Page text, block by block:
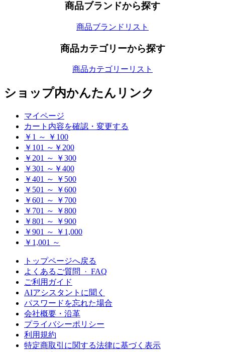
商品ブランドから探す
商品ブランドリスト
商品カテゴリーから探す
商品カテゴリーリスト
ショップ内かんたんリンク
マイページ
カート内容を確認・変更する
￥1 ～ ￥100
￥101 ～￥200
￥201 ～ ￥300
￥301 ～￥400
￥401 ～ ￥500
￥501 ～ ￥600
￥601 ～ ￥700
￥701 ～ ￥800
￥801 ～ ￥900
￥901 ～ ￥1,000
￥1,001 ～
トップページへ戻る
よくあるご質問 · FAQ
ご利用ガイド
AIアシスタントに聞く
パスワードを忘れた場合
会社概要・沿革
プライバシーポリシー
利用規約
特定商取引に関する法律に基づく表示